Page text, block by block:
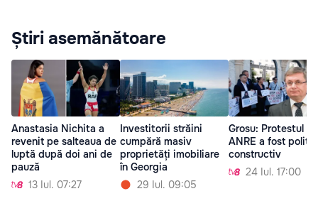
Știri asemănătoare
Anastasia Nichita a
revenit pe salteaua de
luptă după doi ani de
pauză
13 Iul. 07:27
Investitorii străini
cumpără masiv
proprietăți imobiliare
în Georgia
29 Iul. 09:05
Grosu: Protestul la
ANRE a fost
constructiv
24 Iul. 17:00